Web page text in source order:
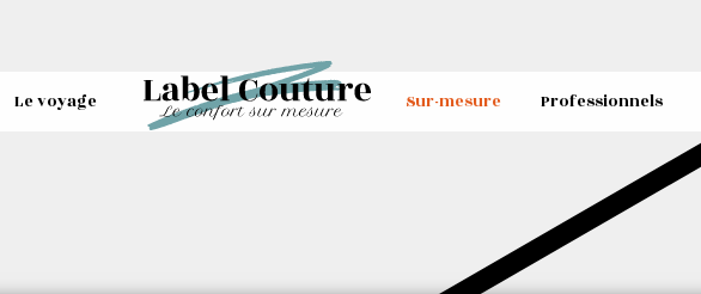
Le voyage Sur-mesure Professionnels